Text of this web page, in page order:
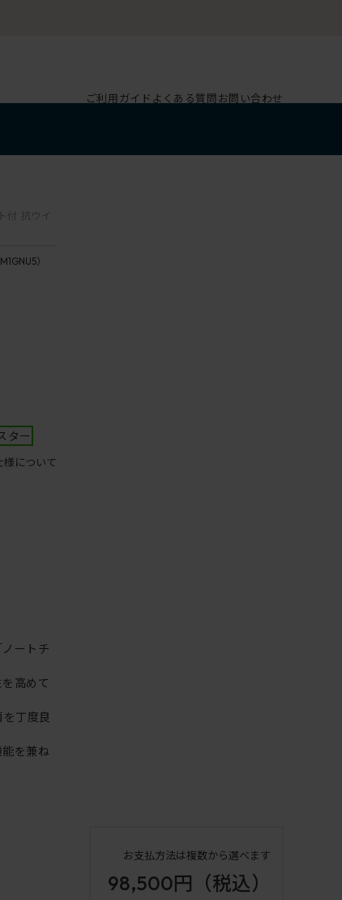
ご利用ガイド よくある質問お問い合わせ
付 抗ウイ
）
ター
様について
ートチ
高めて
丁度良
を兼ね
お支払方法は複数から選べます
98,500円 （税込）